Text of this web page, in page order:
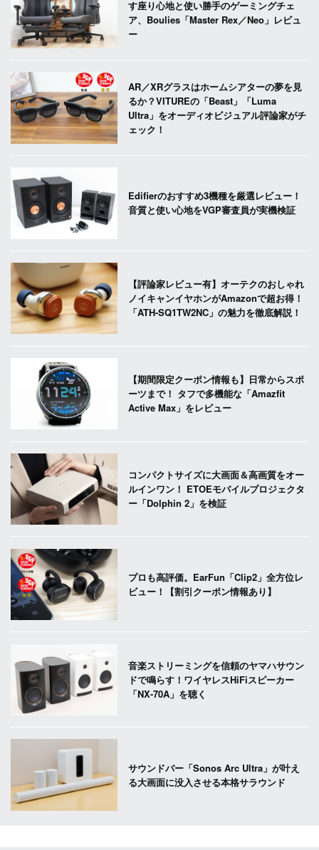
す座り心地と使い勝手のゲーミングチェ
ア、Boulies「Master Rex／Neo」レビュ
ー
AR／XRグラスはホームシアターの夢を見
るか？VITUREの「Beast」「Luma
Ultra」をオーディオビジュアル評論家がチ
ェック！
Edifierのおすすめ3機種を厳選レビュー！
音質と使い心地をVGP審査員が実機検証
【評論家レビュー有】オーテクのおしゃれ
ノイキャンイヤホンがAmazonで超お得！
「ATH-SQ1TW2NC」の魅力を徹底解説！
【期間限定クーポン情報も】日常からスポ
ーツまで！ タフで多機能な「Amazfit
Active Max」をレビュー
コンパクトサイズに大画面＆高画質をオー
ルインワン！ ETOEモバイルプロジェクタ
ー「Dolphin 2」を検証
プロも高評価。EarFun「Clip2」全方位レ
ビュー！【割引クーポン情報あり】
音楽ストリーミングを信頼のヤマハサウン
ドで鳴らす！ワイヤレスHiFiスピーカー
「NX-70A」を聴く
サウンドバー「Sonos Arc Ultra」が叶え
る大画面に没入させる本格サラウンド